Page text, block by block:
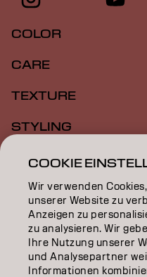
COLOR
CARE
TEXTURE
STYLING
INSPIRATION
EDUCATION
ÜBER
SALON FINDER
COOKIE
Wir verwenden
unserer Website zu
Anzeigen zu
zu analysieren. Wir
Ihre Nutzung unserer
und Analysepartner
Informationen